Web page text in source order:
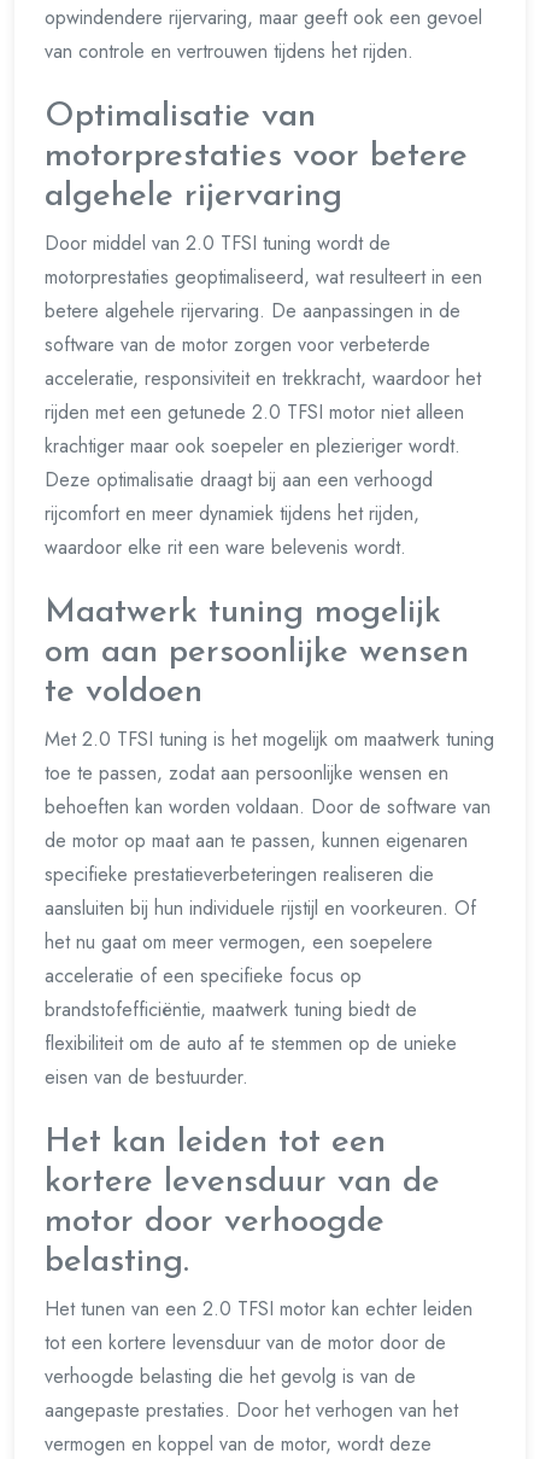
opwindendere rijervaring, maar geeft ook een gevoel
van controle en vertrouwen tijdens het rijden.
Optimalisatie van
motorprestaties voor betere
algehele rijervaring
Door middel van 2.0 TFSI tuning wordt de
motorprestaties geoptimaliseerd, wat resulteert in een
betere algehele rijervaring. De aanpassingen in de
software van de motor zorgen voor verbeterde
acceleratie, responsiviteit en trekkracht, waardoor het
rijden met een getunede 2.0 TFSI motor niet alleen
krachtiger maar ook soepeler en plezieriger wordt.
Deze optimalisatie draagt bij aan een verhoogd
rijcomfort en meer dynamiek tijdens het rijden,
waardoor elke rit een ware belevenis wordt.
Maatwerk tuning mogelijk
om aan persoonlijke wensen
te voldoen
Met 2.0 TFSI tuning is het mogelijk om maatwerk tuning
toe te passen, zodat aan persoonlijke wensen en
behoeften kan worden voldaan. Door de software van
de motor op maat aan te passen, kunnen eigenaren
specifieke prestatieverbeteringen realiseren die
aansluiten bij hun individuele rijstijl en voorkeuren. Of
het nu gaat om meer vermogen, een soepelere
acceleratie of een specifieke focus op
brandstofefficiëntie, maatwerk tuning biedt de
flexibiliteit om de auto af te stemmen op de unieke
eisen van de bestuurder.
Het kan leiden tot een
kortere levensduur van de
motor door verhoogde
belasting.
Het tunen van een 2.0 TFSI motor kan echter leiden
tot een kortere levensduur van de motor door de
verhoogde belasting die het gevolg is van de
aangepaste prestaties. Door het verhogen van het
vermogen en koppel van de motor, wordt deze